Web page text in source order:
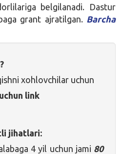
belgilanadi. Dastur
grant ajratilgan. Barcha
xohlovchilar uchun
link
jihatlari:
4 yil uchun jami 80